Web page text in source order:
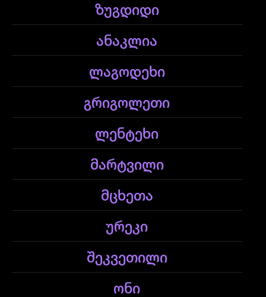
ზუგდიდი
ანაკლია
ლაგოდეხი
გრიგოლეთი
ლენტეხი
მარტვილი
მცხეთა
ურეკი
შეკვეთილი
ონი